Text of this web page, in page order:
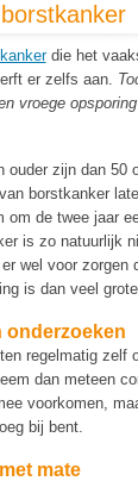
kankerdie het
er zelfs aan.
vroege
ouder zijn dan 50
borstkanker
om de twee jaar
is zo natuurlijk
wel voor
is dan veel
onderzoeken
regelmatig zelf
dan meteen
voorkomen,
bij bent.
mate